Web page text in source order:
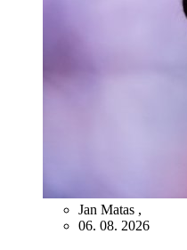
Jan Matas ,
06. 08. 2026